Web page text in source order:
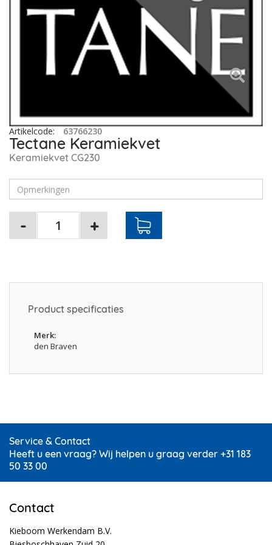
Artikelcode: 63766230
Tectane Keramiekvet
Keramiekvet CG230
Product specificaties
Merk
den Braven
Service & Contact
Heeft u een vraag? Wij helpen u graag verder +31 183
50 33 00
Contact
Kieboom Werkendam B.V.